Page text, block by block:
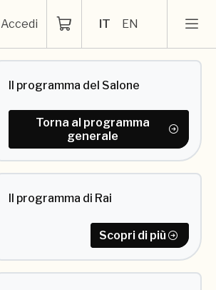
Accedi IT EN
Il programma del Salone
Torna al programma
generale
Il programma di Rai
Scopri di più